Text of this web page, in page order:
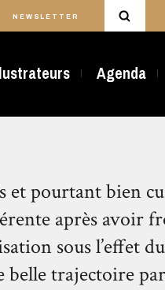
NEWSLETTER
Agenda
et pourtant bien
après avoir
sous l’effet du
trajectoire